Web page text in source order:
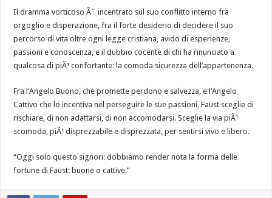
Il dramma vorticoso Ã¨ incentrato sul suo conflitto interno fra
orgoglio e disperazione, fra il forte desiderio di decidere il suo
percorso di vita oltre ogni legge cristiana, avido di esperienze,
passioni e conoscenza, e il dubbio cocente di chi ha rinunciato a
qualcosa di piÃ¹ confortante: la comoda sicurezza dell’appartenenza.
Fra l’Angelo Buono, che promette perdono e salvezza, e l’Angelo
Cattivo che lo incentiva nel perseguire le sue passioni, Faust sceglie di
rischiare, di non adattarsi, di non accomodarsi. Sceglie la via piÃ¹
scomoda, piÃ¹ disprezzabile e disprezzata, per sentirsi vivo e libero.
“Oggi solo questo signori: dobbiamo render nota la forma delle
fortune di Faust: buone o cattive.”